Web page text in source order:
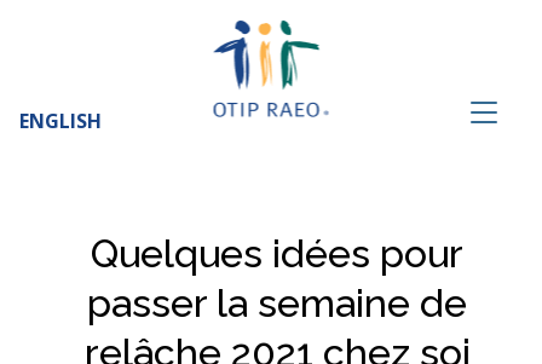
ENGLISH
Quelques idées pour
passer la semaine de
relâche 2021 chez soi